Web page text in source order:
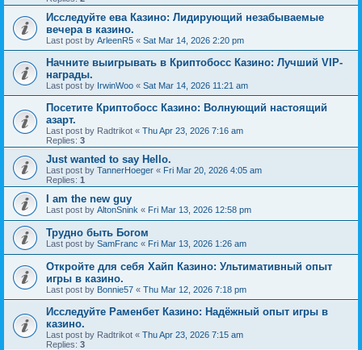
Исследуйте ева Казино: Лидирующий незабываемые
вечера в казино.
Last post by ArleenR5 « Sat Mar 14, 2026 2:20 pm
Начните выигрывать в Криптобосс Казино: Лучший VIP-
награды.
Last post by IrwinWoo « Sat Mar 14, 2026 11:21 am
Посетите Криптобосс Казино: Волнующий настоящий
азарт.
Last post by Radtrikot « Thu Apr 23, 2026 7:16 am
Replies: 3
Just wanted to say Hello.
Last post by TannerHoeger « Fri Mar 20, 2026 4:05 am
Replies: 1
I am the new guy
Last post by AltonSnink « Fri Mar 13, 2026 12:58 pm
Трудно быть Богом
Last post by SamFranc « Fri Mar 13, 2026 1:26 am
Откройте для себя Хайп Казино: Ультимативный опыт
игры в казино.
Last post by Bonnie57 « Thu Mar 12, 2026 7:18 pm
Исследуйте Раменбет Казино: Надёжный опыт игры в
казино.
Last post by Radtrikot « Thu Apr 23, 2026 7:15 am
Replies: 3